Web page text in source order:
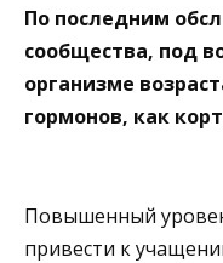
По последним
сообщества, под
организме
гормонов, как
Повышенный
привести к